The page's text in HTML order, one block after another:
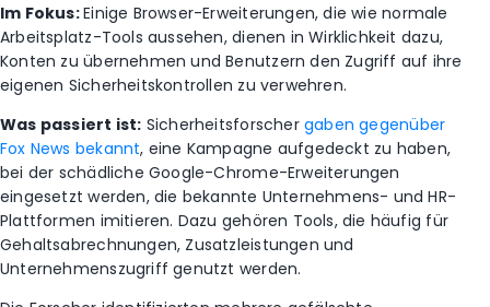
Im Fokus:Einige Browser-Erweiterungen, die wie normale
Arbeitsplatz-Tools aussehen, dienen in Wirklichkeit dazu,
Konten zu übernehmen und Benutzern den Zugriff auf ihre
eigenen Sicherheitskontrollen zu verwehren.
Was passiert ist: Sicherheitsforscher gaben gegenüber
Fox News bekannt, eine Kampagne aufgedeckt zu haben,
bei der schädliche Google-Chrome-Erweiterungen
eingesetzt werden, die bekannte Unternehmens- und HR-
Plattformen imitieren. Dazu gehören Tools, die häufig für
Gehaltsabrechnungen, Zusatzleistungen und
Unternehmenszugriff genutzt werden.